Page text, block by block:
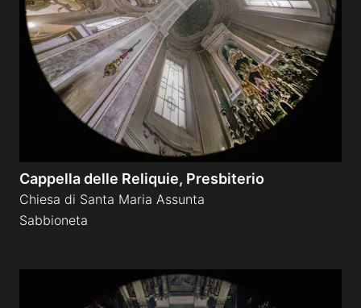
Cappella delle Reliquie, Presbiterio
Chiesa di Santa Maria Assunta
Sabbioneta